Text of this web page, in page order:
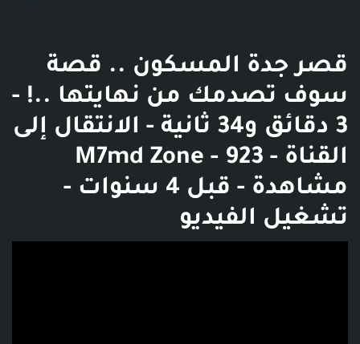
قصر جدة المسكون .. قصة
سوف تصدمك من نهايتها ..! -
3 دقائق و34 ثانية - الانتقال إلى
القناة - M7md Zone - 923
مشاهدة - قبل 4 سنوات -
تشغيل الفيديو